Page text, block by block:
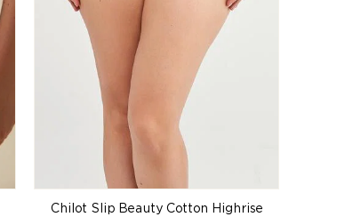
Chilot Slip Beauty Cotton Highrise